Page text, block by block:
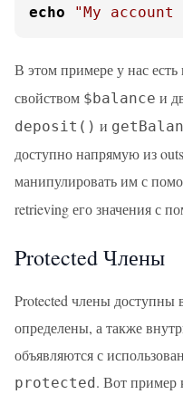
echo
"My
В этом примере у нас есть
свойством $balance и
deposit() и
доступно напрямую из
манипулировать им с
retrieving его значения с
Protected Члены
Protected члены доступны
определены, а также
объявляются с
protected. Вот пример